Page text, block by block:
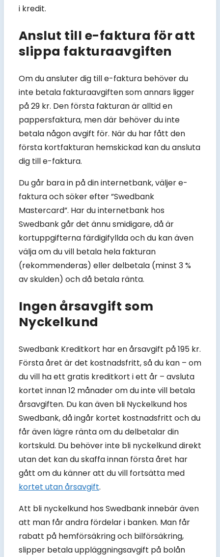
i kredit.
Anslut till e-faktura för att
slippa fakturaavgiften
Om du ansluter dig till e-faktura behöver du
inte betala fakturaavgiften som annars ligger
på 29 kr. Den första fakturan är alltid en
pappersfaktura, men där behöver du inte
betala någon avgift för. När du har fått den
första kortfakturan hemskickad kan du ansluta
dig till e-faktura.
Du går bara in på din internetbank, väljer e-
faktura och söker efter ”Swedbank
Mastercard”. Har du internetbank hos
Swedbank går det ännu smidigare, då är
kortuppgifterna färdigifyllda och du kan även
välja om du vill betala hela fakturan
(rekommenderas) eller delbetala (minst 3 %
av skulden) och då betala ränta.
Ingen årsavgift som
Nyckelkund
Swedbank Kreditkort har en årsavgift på 195 kr.
Första året är det kostnadsfritt, så du kan – om
du vill ha ett gratis kreditkort i ett år – avsluta
kortet innan 12 månader om du inte vill betala
årsavgiften. Du kan även bli Nyckelkund hos
Swedbank, då ingår kortet kostnadsfritt och du
får även lägre ränta om du delbetalar din
kortskuld. Du behöver inte bli nyckelkund direkt
utan det kan du skaffa innan första året har
gått om du känner att du vill fortsätta med
kortet utan årsavgift.
Att bli nyckelkund hos Swedbank innebär även
att man får andra fördelar i banken. Man får
rabatt på hemförsäkring och bilförsäkring,
slipper betala uppläggningsavgift på bolån